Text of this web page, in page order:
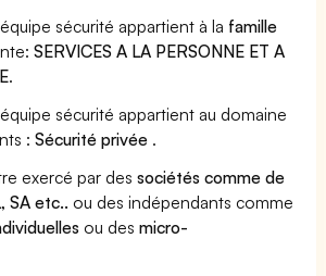
sécurité appartient à la famille
SERVICES A LA PERSONNE ET A
.
sécurité appartient au domaine
:Sécurité privée .
exercé par dessociétés comme de
SA etc.. ou des indépendants comme
ou desmicro-